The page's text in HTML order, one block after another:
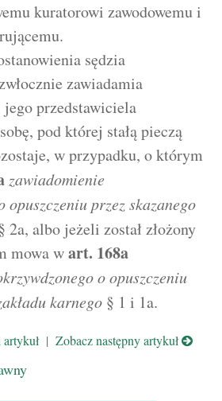
kuratorowi zawodowemu i
sędzia
zawiadamia
przedstawiciela
pod której stałą pieczą
w przypadku, o którym
zawiadomienie
opuszczeniu przez skazanego
2a, albo jeżeli został złożony
mowa wart. 168a
o opuszczeniu
karnego § 1 i 1a.
| Zobacz następny artykuł